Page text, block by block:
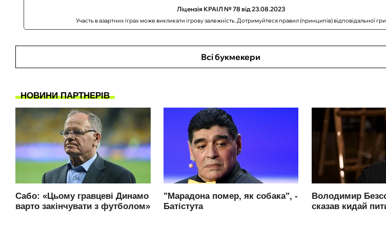
Ліцензія КРАІЛ № 78 від 23.08.2023
Участь в азартних іграх може викликати ігрову залежність. Дотримуйтеся правил (принципів) відповідальної гри
Всі букмекери